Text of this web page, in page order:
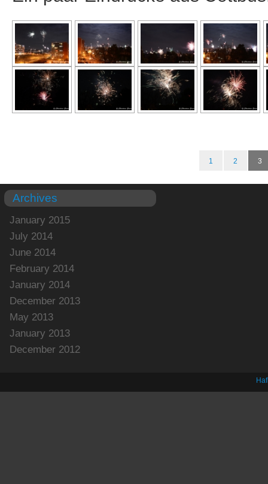
1 2 3
Archives
January 2015
July 2014
June 2014
February 2014
January 2014
December 2013
May 2013
January 2013
December 2012